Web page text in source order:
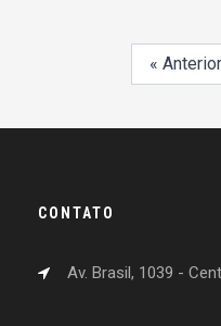
« Anterior
CONTATO
Av. Brasil, 1039 -